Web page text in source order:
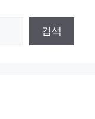
검색